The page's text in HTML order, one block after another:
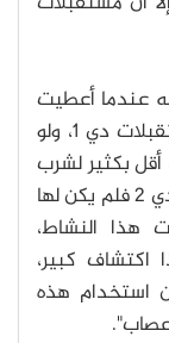
أنه عندما أعطيت
النماذج الحيوانية أدوية تقوم بحصر مستقبلات دي 1، ولو
بكثير لشرب
الكحول. أما الأدوية المثبطة لمستقبلات دي 2 فلم يكن لها
هذا النشاط،
كبير،
استخدام هذه